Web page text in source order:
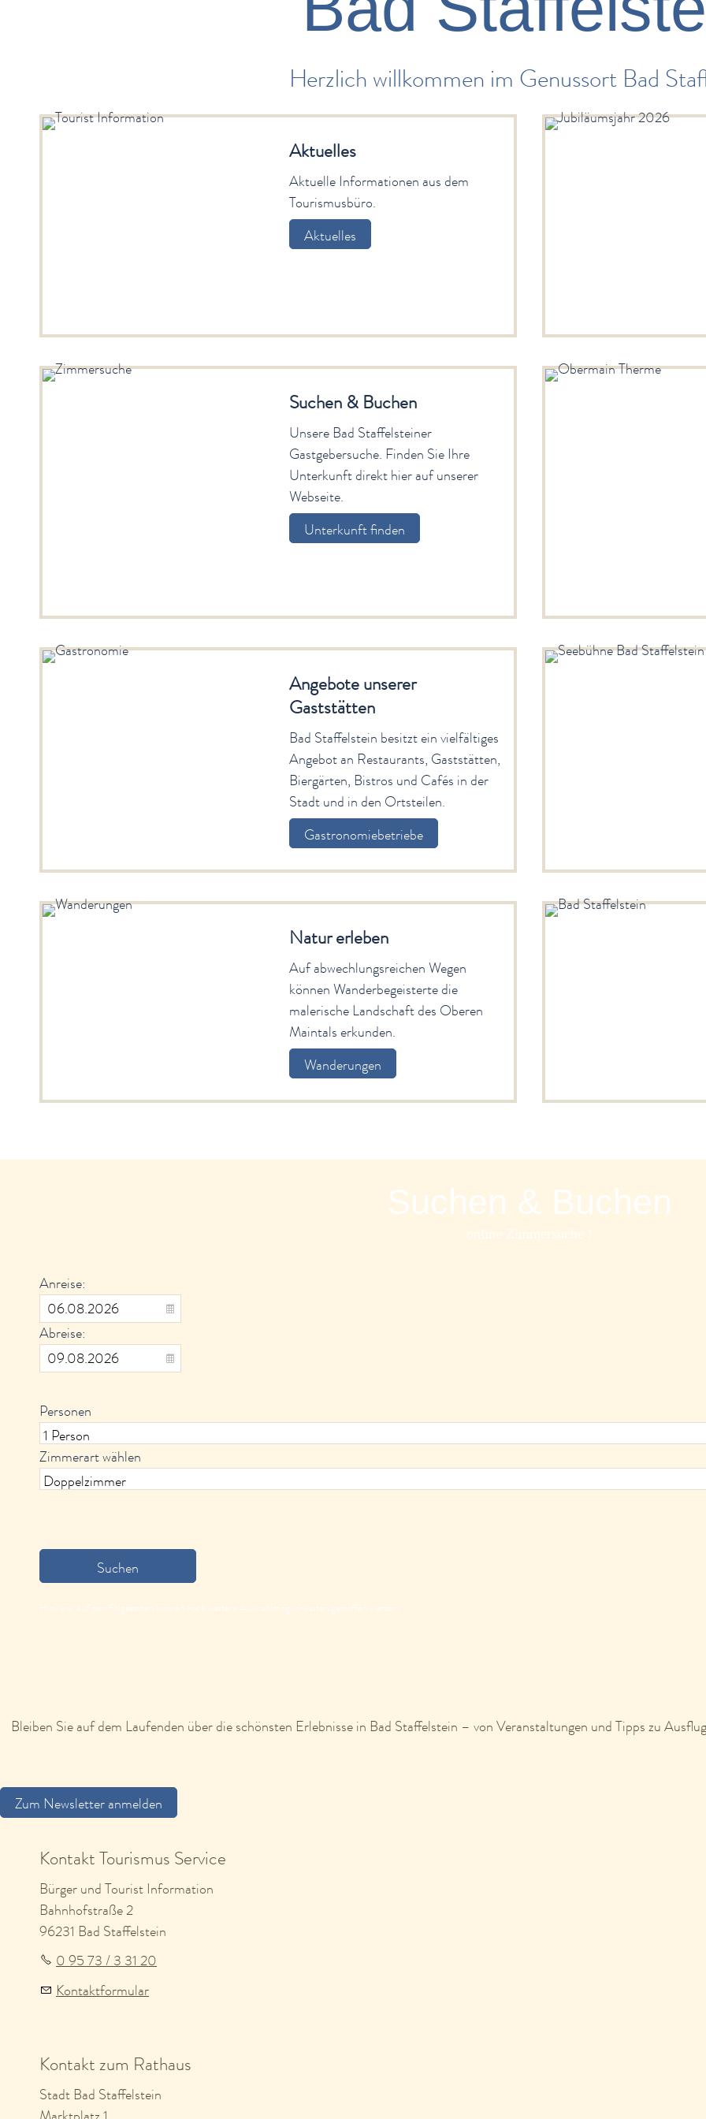
Herzlich willkommen im Genussort Bad
Aktuelles
Aktuelle Informationen aus dem
Tourismusbüro.
Aktuelles
Suchen & Buchen
Unsere Bad Staffelsteiner
Gastgebersuche. Finden Sie Ihre
Unterkunft direkt hier auf unserer
Webseite.
Unterkunft finden
Angebote unserer
Gaststätten
Bad Staffelstein besitzt ein vielfältiges
Angebot an Restaurants, Gaststätten,
Biergärten, Bistros und Cafés in der
Stadt und in den Ortsteilen.
Gastronomiebetriebe
Natur erleben
Auf abwechlungsreichen Wegen
können Wanderbegeisterte die
malerische Landschaft des Oberen
Maintals erkunden.
Wanderungen
Suchen & Buchen
online Zimmersuche !
Anreise:
Abreise:
Personen
Zimmerart wählen
Suchen
Hinweis: auf den Folgeseiten können noch weitere Auswahlmöglichkeiten getroffen werden.
Bleiben Sie auf dem Laufenden über die schönsten Erlebnisse in Bad Staffelstein – von Veranstaltungen und Tipps zu
Zum Newsletter anmelden
Kontakt Tourismus Service
Bürger und Tourist Information
Bahnhofstraße 2
96231 Bad Staffelstein
0 95 73 / 3 31 20
Kontaktformular
Kontakt zum Rathaus
Stadt Bad Staffelstein